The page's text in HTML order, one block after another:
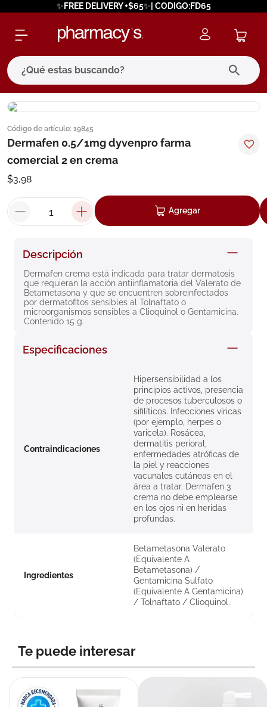
✨FREE DELIVERY +$65✨| CODIGO:FD65
¿Qué estas buscando?
Código de artículo: 19845
Dermafen 0.5/1mg dyvenpro farma
comercial 2 en crema
$3,98
Agregar
Descripción
Dermafen crema está indicada para tratar dermatosis
que requieran la acción antiinflamatoria del Valerato de
Betametasona y que se encuentren sobreinfectados
por dermatofitos sensibles al Tolnaftato o
microorganismos sensibles a Clioquinol o Gentamicina.
Contenido 15 g.
Especificaciones
Contraindicaciones
Hipersensibilidad a los
principios activos, presencia
de procesos tuberculosos o
sifilíticos. Infecciones víricas
(por ejemplo, herpes o
varicela). Rosácea,
dermatitis perioral,
enfermedades atróficas de
la piel y reacciones
vacunales cutáneas en el
área a tratar. Dermafen 3
crema no debe emplearse
en los ojos ni en heridas
profundas.
Ingredientes
Betametasona Valerato
(Equivalente A
Betametasona) /
Gentamicina Sulfato
(Equivalente A Gentamicina)
/ Tolnaftato / Clioquinol.
Te puede interesar
términos más buscados
1. eucerin
3
cerave
7. isdin
8. roche posay
9. megacistin
10.pañales